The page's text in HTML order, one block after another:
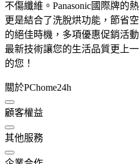
不傷纖維。Panasonic國際牌的
更是結合了洗脫烘功能，節省
的絕佳時機，多項優惠促銷活
最新技術讓您的生活品質更上
的您！
關於PChome24h
顧客權益
其他服務